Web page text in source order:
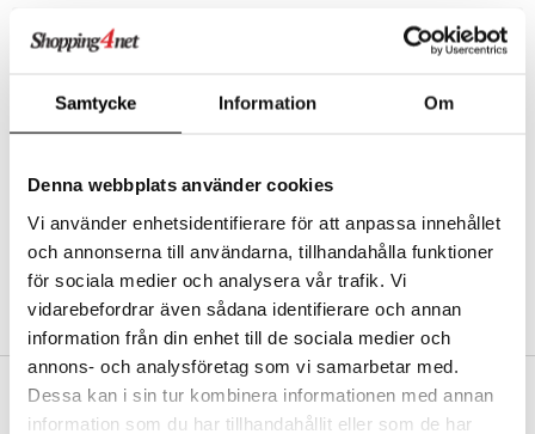
Samtycke Information Om
Denna webbplats använder cookies
Vi använder enhetsidentifierare för att anpassa innehållet
och annonserna till användarna, tillhandahålla funktioner
för sociala medier och analysera vår trafik. Vi
vidarebefordrar även sådana identifierare och annan
information från din enhet till de sociala medier och
annons- och analysföretag som vi samarbetar med.
Dessa kan i sin tur kombinera informationen med annan
information som du har tillhandahållit eller som de har
Luo uusi asiakas
Tilauksen tila & historiikki
Kestotilaus
Arvostele tuotteita
Toivelistat
LUO ASIAKAS
ILMAINEN TOIMITUS YLI 50 €